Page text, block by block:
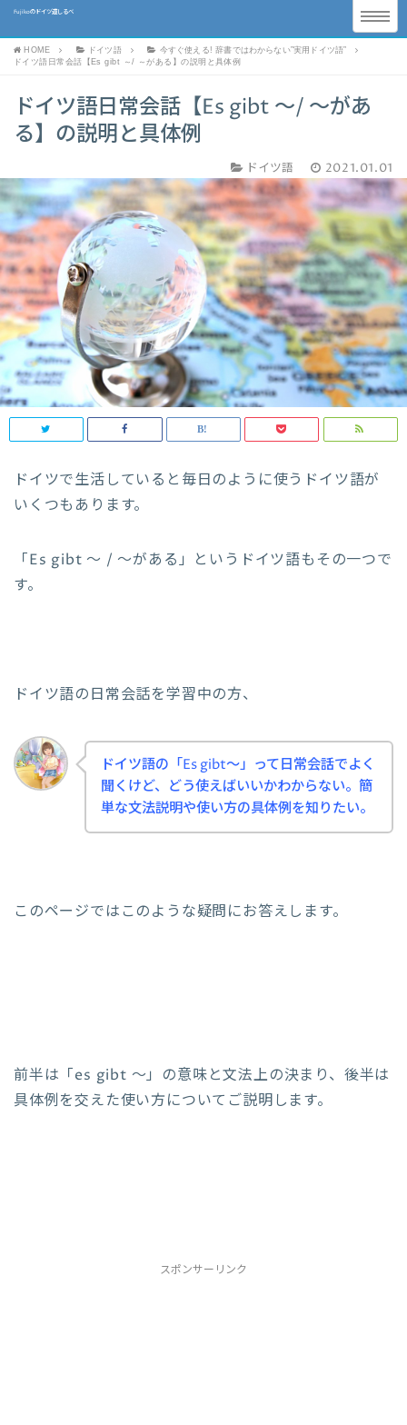
Fujikoのドイツ道しるべ
HOME ドイツ語
今すぐ使える! 辞書ではわからない”実用ドイツ語”
ドイツ語日常会話【Es gibt ～/ ～がある】の説明と具体例
ドイツ語日常会話【Es gibt ～/ ～があ
る】の説明と具体例
ドイツ語 2021.01.01
ドイツで生活していると毎日のように使うドイツ語が
いくつもあります。
「Es gibt ～ / ～がある」というドイツ語もその一つで
す。
ドイツ語の日常会話を学習中の方、
ドイツ語の「Es gibt～」って日常会話でよく
聞くけど、どう使えばいいかわからない。簡
単な文法説明や使い方の具体例を知りたい。
このページではこのような疑問にお答えします。
前半は「es gibt ～」の意味と文法上の決まり、後半は
具体例を交えた使い方についてご説明します。
スポンサーリンク